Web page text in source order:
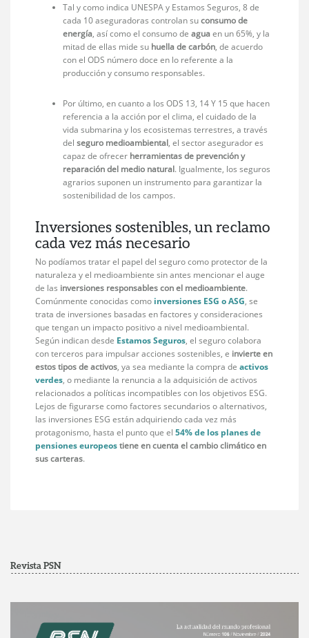
Tal y como indica UNESPA y Estamos Seguros, 8 de
cada 10 aseguradoras controlan suconsumo de
energía, así como el consumo deaguaen un 65%, y la
mitad de ellas mide su huella de carbón, de acuerdo
con el ODS número doce en lo referente a la
producción y consumo responsables.
Por último, en cuanto a los ODS 13, 14 Y 15 que hacen
referencia a la acción por el clima, el cuidado de la
vida submarina y los ecosistemas terrestres, a través
delseguro medioambiental, el sector asegurador es
capaz de ofrecer herramientas de prevención y
reparación del medio natural. Igualmente, los seguros
agrarios suponen un instrumento para garantizar la
sostenibilidad de los campos.
Inversiones sostenibles, un reclamo
cada vez más necesario
No podíamos tratar el papel del seguro como protector de la
naturaleza y el medioambiente sin antes mencionar el auge
de las inversiones responsables con el medioambiente.
Comúnmente conocidas como inversiones ESG o ASG, se
trata de inversiones basadas en factores y consideraciones
que tengan un impacto positivo a nivel medioambiental.
Según indican desde Estamos Seguros, el seguro colabora
con terceros para impulsar acciones sostenibles, e invierte en
estos tipos de activos, ya sea mediante la compra deactivos
verdes, o mediante la renuncia a la adquisición de activos
relacionados a políticas incompatibles con los objetivos ESG.
Lejos de figurarse como factores secundarios o alternativos,
las inversiones ESG están adquiriendo cada vez más
protagonismo, hasta el punto que el54% de los planes de
pensiones europeostiene en cuenta el cambio climático en
sus carteras.
Revista PSN